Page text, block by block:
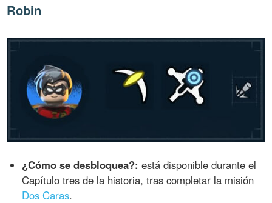
Robin
¿Cómo se desbloquea?: está disponible durante el
Capítulo tres de la historia, tras completar la misión
Dos Caras.